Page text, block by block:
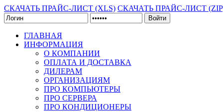
СКАЧАТЬ ПРАЙС-ЛИСТ (XLS) СКАЧАТЬ ПРАЙС-ЛИСТ
Войти
ГЛАВНАЯ
ИНФОРМАЦИЯ
О КОМПАНИИ
ОПЛАТА И ДОСТАВКА
ДИЛЕРАМ
ОРГАНИЗАЦИЯМ
ПРО КОМПЬЮТЕРЫ
ПРО СЕРВЕРА
ПРО КОНДИЦИОНЕРЫ